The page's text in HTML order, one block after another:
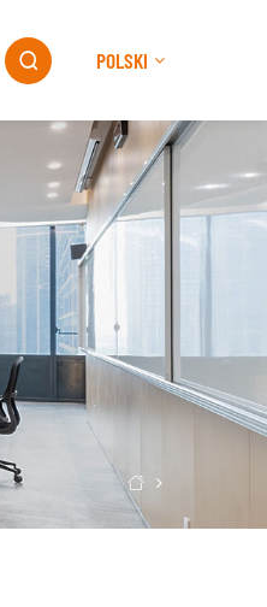
 POLSKI
